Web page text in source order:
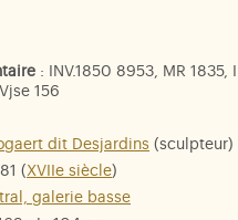
: INV.1850 8953, MR 1835,
156
dit Desjardins (sculpteur)
( XVIIe siècle)
galerie basse